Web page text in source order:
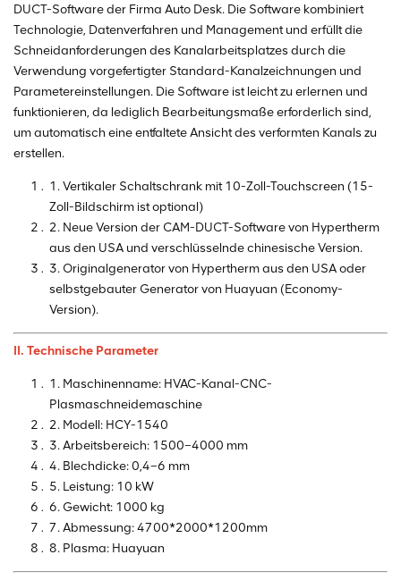
DUCT-Software der Firma Auto Desk. Die Software kombiniert
Technologie, Datenverfahren und Management und erfüllt die
Schneidanforderungen des Kanalarbeitsplatzes durch die
Verwendung vorgefertigter Standard-Kanalzeichnungen und
Parametereinstellungen. Die Software ist leicht zu erlernen und
funktionieren, da lediglich Bearbeitungsmaße erforderlich sind,
um automatisch eine entfaltete Ansicht des verformten Kanals zu
erstellen.
1. Vertikaler Schaltschrank mit 10-Zoll-Touchscreen (15-
Zoll-Bildschirm ist optional)
2. Neue Version der CAM-DUCT-Software von Hypertherm
aus den USA und verschlüsselnde chinesische Version.
3. Originalgenerator von Hypertherm aus den USA oder
selbstgebauter Generator von Huayuan (Economy-
Version).
II. Technische Parameter
1. Maschinenname: HVAC-Kanal-CNC-
Plasmaschneidemaschine
2. Modell: HCY-1540
3. Arbeitsbereich: 1500–4000 mm
4. Blechdicke: 0,4–6 mm
5. Leistung: 10 kW
6. Gewicht: 1000 kg
7. Abmessung: 4700*2000*1200mm
8. Plasma: Huayuan